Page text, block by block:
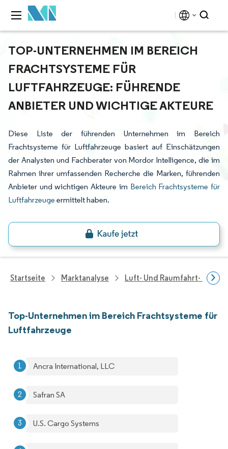
TOP-UNTERNEHMEN IM BEREICH
FRACHTSYSTEME FÜR
LUFTFAHRZEUGE: FÜHRENDE
ANBIETER UND WICHTIGE AKTEURE
Diese Liste der führenden Unternehmen im Bereich
Frachtsysteme für Luftfahrzeuge basiert auf Einschätzungen
der Analysten und Fachberater von Mordor Intelligence, die im
Rahmen ihrer umfassenden Recherche die Marken, führenden
Anbieter und wichtigen Akteure im Bereich Frachtsysteme für
Luftfahrzeuge ermittelt haben.
Startseite Marktanalyse Luft- Und Raumfahrt- Und
Top-Unternehmen im Bereich Frachtsysteme für
Luftfahrzeuge
Ancra International, LLC
Safran SA
U.S. Cargo Systems